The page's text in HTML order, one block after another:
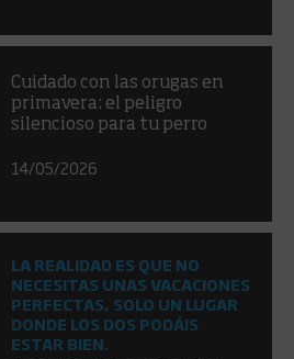
Cuidado con las orugas en
primavera: el peligro
silencioso para tu perro
14/05/2026
LA REALIDAD ES QUE NO
NECESITAS UNAS VACACIONES
PERFECTAS, SOLO UN LUGAR
DONDE LOS DOS PODÁIS
ESTAR BIEN.